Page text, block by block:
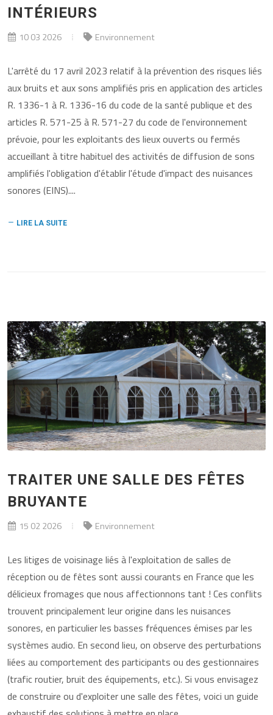
INTÉRIEURS
10 03 2026 Environnement
L'arrêté du 17 avril 2023 relatif à la prévention des risques liés
aux bruits et aux sons amplifiés pris en application des articles
R. 1336-1 à R. 1336-16 du code de la santé publique et des
articles R. 571-25 à R. 571-27 du code de l'environnement
prévoie, pour les exploitants des lieux ouverts ou fermés
accueillant à titre habituel des activités de diffusion de sons
amplifiés l'obligation d'établir l'étude d'impact des nuisances
sonores (EINS)....
LIRE LA SUITE
TRAITER UNE SALLE DES FÊTES
BRUYANTE
15 02 2026 Environnement
Les litiges de voisinage liés à l'exploitation de salles de
réception ou de fêtes sont aussi courants en France que les
délicieux fromages que nous affectionnons tant ! Ces conflits
trouvent principalement leur origine dans les nuisances
sonores, en particulier les basses fréquences émises par les
systèmes audio. En second lieu, on observe des perturbations
liées au comportement des participants ou des gestionnaires
(trafic routier, bruit des équipements, etc.). Si vous envisagez
de construire ou d'exploiter une salle des fêtes, voici un guide